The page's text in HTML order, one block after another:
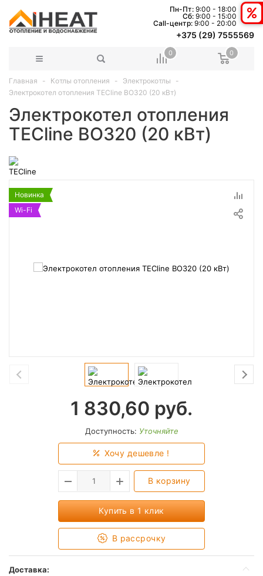
Пн-Пт: 9:00 - 18:00
Сб: 9:00 - 15:00
Сall-центр: 9:00 - 20:00
+375 (29) 7555569
0 0
Главная Котлы отопления
Электрокотлы
Электрокотел отопления TECline BO320 (20 кВт)
Электрокотел отопления
TECline BO320 (20 кВт)
Новинка
Wi-Fi
1 830,60 руб.
Доступность: Уточняйте
Хочу дешевле !
В корзину
Купить в 1 клик
В рассрочку
Доставка: